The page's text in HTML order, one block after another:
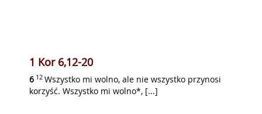
1 Kor 6,12-20
6 12 Wszystko mi wolno, ale nie wszystko przynosi
korzyść. Wszystko mi wolno*, [...]